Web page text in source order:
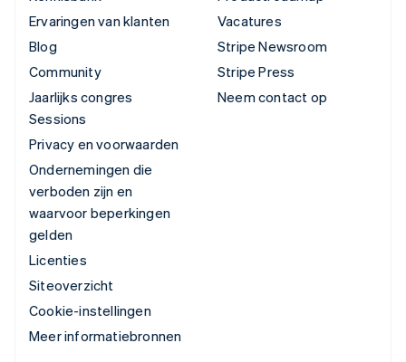
Ervaringen van klanten
Blog
Community
Jaarlijks congres
Sessions
Privacy en voorwaarden
Ondernemingen die
verboden zijn en
waarvoor beperkingen
gelden
Licenties
Siteoverzicht
Cookie-instellingen
Meer informatiebronnen
Vacatures
Stripe Newsroom
Stripe Press
Neem contact op